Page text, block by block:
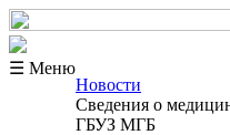
☰ Меню
Новости
Сведения о
ГБУЗ МГБ